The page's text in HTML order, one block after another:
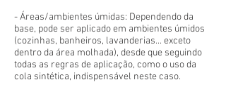
- Áreas/ambientes úmidas: Dependendo da
base, pode ser aplicado em ambientes úmidos
(cozinhas, banheiros, lavanderias... exceto
dentro da área molhada), desde que seguindo
todas as regras de aplicação, como o uso da
cola sintética, indispensável neste caso.